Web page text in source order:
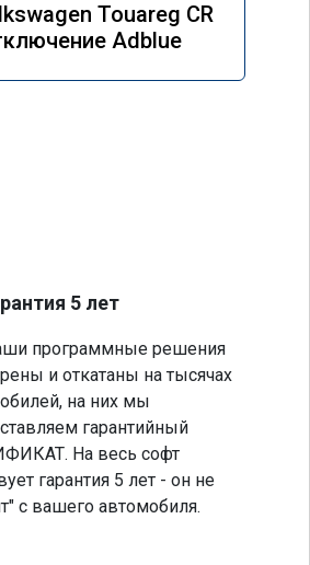
Touareg CR
Adblue
5 лет
программные решения
и откатаны на тысячах
на них мы
гарантийный
На весь софт
гарантия 5 лет - он не
с вашего автомобиля.